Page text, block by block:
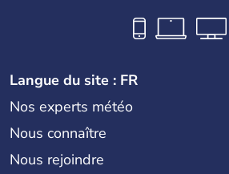
Langue du site : FR
Nos experts météo
Nous connaître
Nous rejoindre